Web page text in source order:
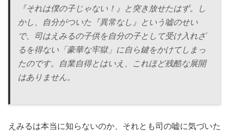
『それは僕の子じゃない！』と突き放せたはず。し
かし、自分がついた『異常なし』という嘘のせい
で、司はえみるの子供を自分の子として受け入れざ
るを得ない「豪華な牢獄」に自ら鍵をかけてしまっ
たのです。自業自得とはいえ、これほど残酷な展開
はありません。
えみるは本当に知らないのか、それとも司の嘘に気づいた